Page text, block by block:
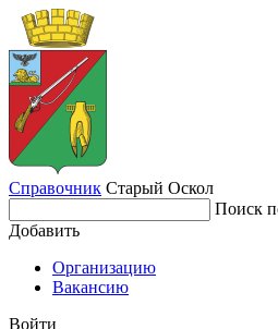
Справочник Старый Оскол
Поиск
Добавить
Организацию
Вакансию
Войти